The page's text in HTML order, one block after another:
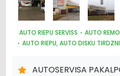
AUTO RIEPU SERVISS
AUTO
AUTO RIEPU, AUTO DISKU
AUTOSERVISA